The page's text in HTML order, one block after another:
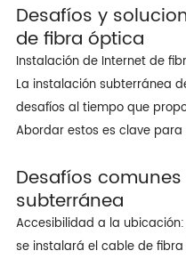
Desafíos y
de fibra óptica
Instalación de Internet de
La instalación subterránea
desafíos al tiempo que
Abordar estos es clave
Desafíos
subterránea
Accesibilidad a la
se instalará el cable de